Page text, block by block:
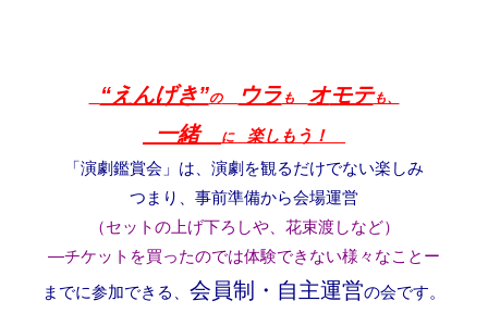
“えんげき”の ウラも オモテも、
一緒 に 楽しもう！
「演劇鑑賞会」は、演劇を観るだけでない楽しみ
つまり、事前準備から会場運営
（セットの上げ下ろしや、花束渡しなど）
―チケットを買ったのでは体験できない様々なことー
までに参加できる、 会員制・自主運営の会です。